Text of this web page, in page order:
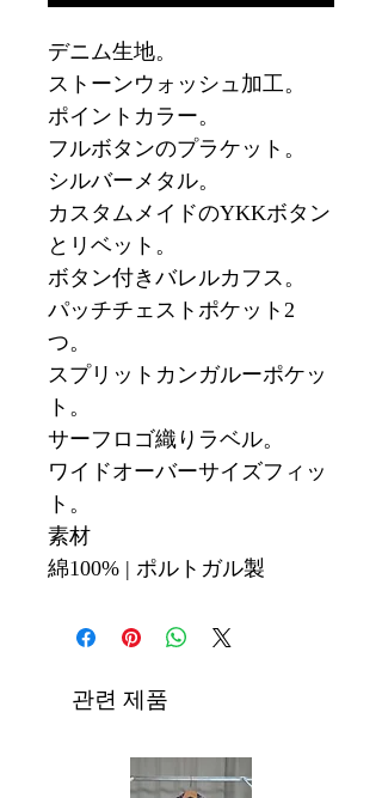
デニム生地。
ストーンウォッシュ加工。
ポイントカラー。
フルボタンのプラケット。
シルバーメタル。
カスタムメイドのYKKボタン
とリベット。
ボタン付きバレルカフス。
パッチチェストポケット2
つ。
スプリットカンガルーポケッ
ト。
サーフロゴ織りラベル。
ワイドオーバーサイズフィッ
ト。
素材
綿100% | ポルトガル製
관련 제품